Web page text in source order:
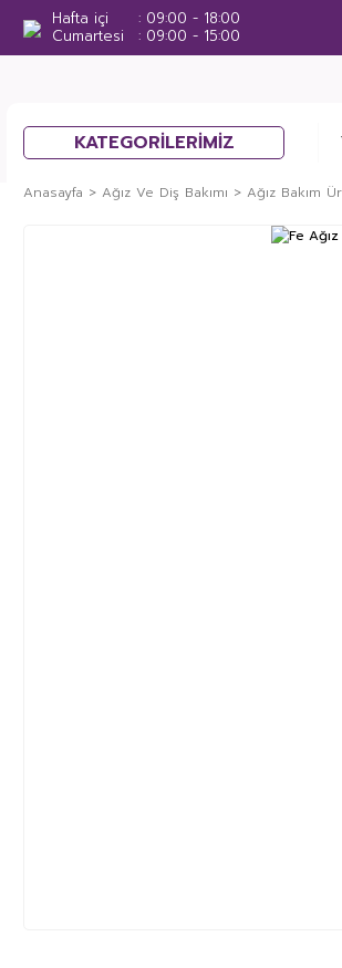
Hafta içi
09:00 - 18:00
Cumartesi
09:00 - 15:00
KATEGORİLERİMİZ
Anasayfa Ağız Ve Diş Bakımı Ağız Bakım